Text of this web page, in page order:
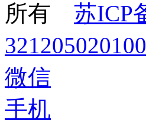
所有 苏ICP
微信
手机